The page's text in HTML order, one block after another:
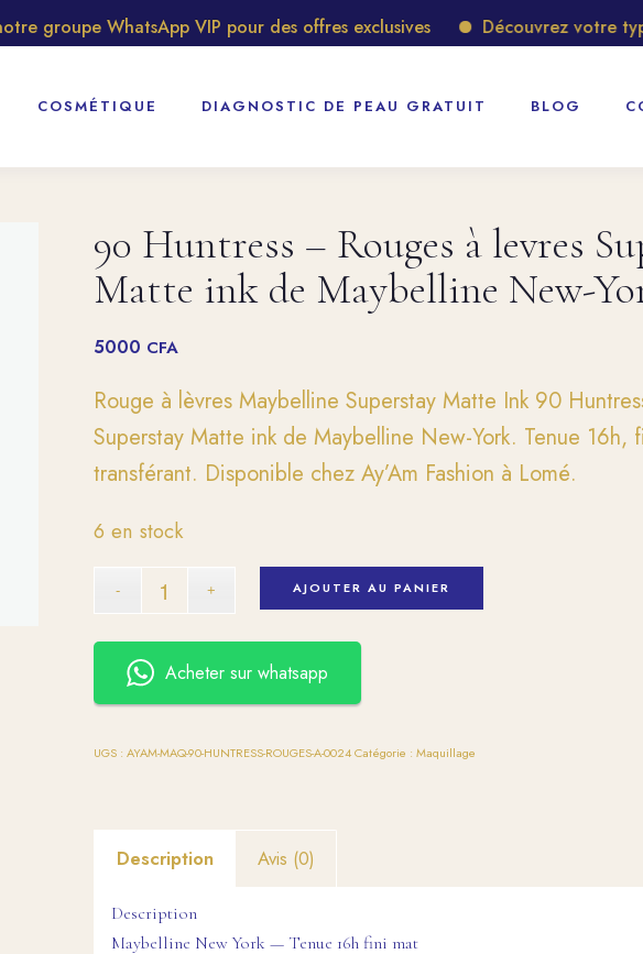
groupe WhatsApp VIP pour des offres exclusives Découvrez votre type
COSMÉTIQUE DIAGNOSTIC DE PEAU GRATUIT BLOG
90 Huntress – Rouges à levres
Matte ink de Maybelline New-
5000 CFA
Rouge à lèvres Maybelline Superstay Matte Ink 90
Superstay Matte ink de Maybelline New-York. Tenue 16h,
transférant. Disponible chez Ay’Am Fashion à Lomé.
6 en stock
AJOUTER AU PANIER
Acheter sur whatsapp
UGS :AYAM-MAQ-90-HUNTRESS-ROUGES-A-0024 Catégorie :Maquillage
Description Avis (0)
Description
Maybelline New York — Tenue 16h fini mat